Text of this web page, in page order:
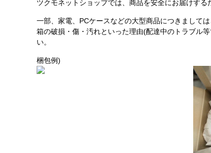
ツクモネットショップでは、商品を安全にお届けす
一部、家電、PCケースなどの大型商品につきまして
箱の破損・傷・汚れといった理由(配達中のトラブル
い。
梱包例)